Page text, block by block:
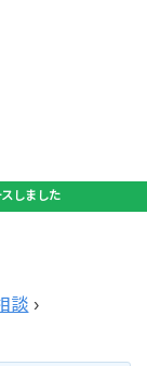
しました
談 ›